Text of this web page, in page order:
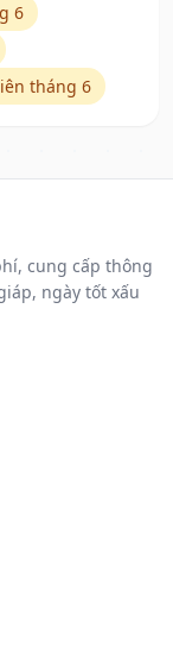
6
tháng 6
cung cấp thông
ngày tốt xấu